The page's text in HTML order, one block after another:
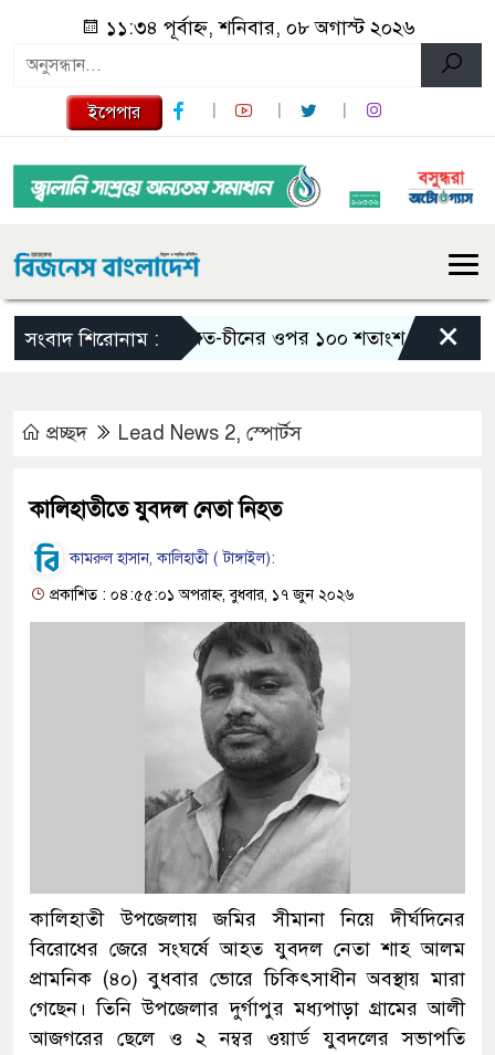
১১:৩৪ পূর্বাহ্ন, শনিবার, ০৮ অগাস্ট ২০২৬
ইপেপার
সংবাদ শিরোনাম :ভারত-চীনের ওপর ১০০ শতাংশ শুল্ক আরোপের বিল
×
প্রচ্ছদ Lead News 2, স্পোর্টস
কালিহাতীতে যুবদল নেতা নিহত
কামরুল হাসান, কালিহাতী ( টাঙ্গাইল):
প্রকাশিত : ০৪:৫৫:০১ অপরাহ্ন, বুধবার, ১৭ জুন ২০২৬
কালিহাতী উপজেলায় জমির সীমানা নিয়ে দীর্ঘদিনের
বিরোধের জেরে সংঘর্ষে আহত যুবদল নেতা শাহ আলম
প্রামনিক (৪০) বুধবার ভোরে চিকিৎসাধীন অবস্থায় মারা
গেছেন। তিনি উপজেলার দুর্গাপুর মধ্যপাড়া গ্রামের আলী
আজগরের ছেলে ও ২ নম্বর ওয়ার্ড যুবদলের সভাপতি